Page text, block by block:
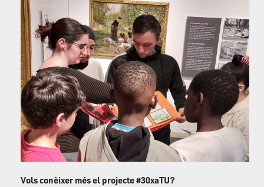
Vols conèixer més el projecte #30xaTU?